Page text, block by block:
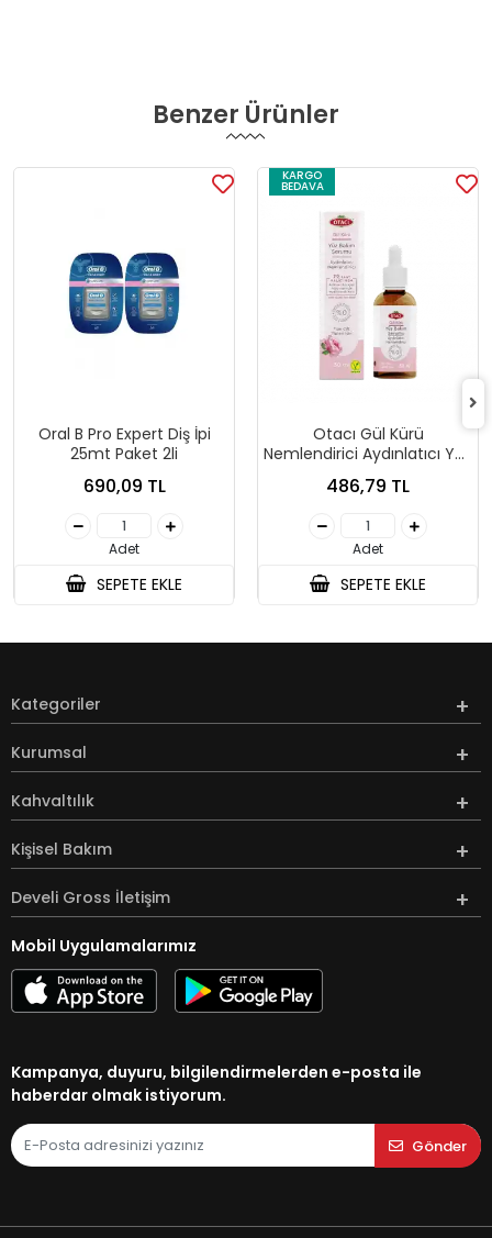
Benzer Ürünler
Oral B Pro Expert Diş İpi
25mt Paket 2li
690,09 TL
Adet
SEPETE EKLE
KARGO
BEDAVA
Otacı Gül Kürü
Nemlendirici Aydınlatıcı Yüz
Bakım Serumu 30 Ml
486,79 TL
Adet
SEPETE EKLE
Kategoriler
Kurumsal
Kahvaltılık
Kişisel Bakım
Develi Gross İletişim
Mobil Uygulamalarımız
Kampanya, duyuru, bilgilendirmelerden e-posta ile
haberdar olmak istiyorum.
Gönder